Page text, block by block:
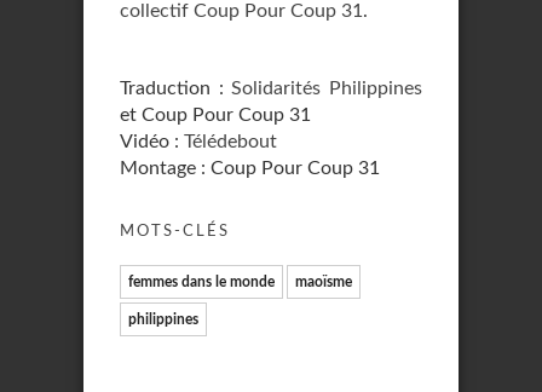
collectif Coup Pour Coup 31 .
Traduction :Solidarités Philippines
et Coup Pour Coup 31
Vidéo : Télédebout
Montage : Coup Pour Coup 31
MOTS-CLÉS
femmes dans le monde maoïsme
philippines